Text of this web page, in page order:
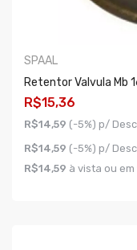
SPAAL
Retentor Valvula
R$15,36
R$14,59 (-5%) p/
R$14,59 (-5%) p/
R$14,59 à vista ou em